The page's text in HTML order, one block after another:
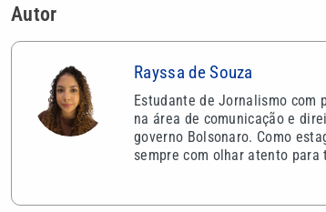
Autor
Rayssa de Souza
Estudante de Jornalismo com
na área de comunicação e
governo Bolsonaro. Como
sempre com olhar atento